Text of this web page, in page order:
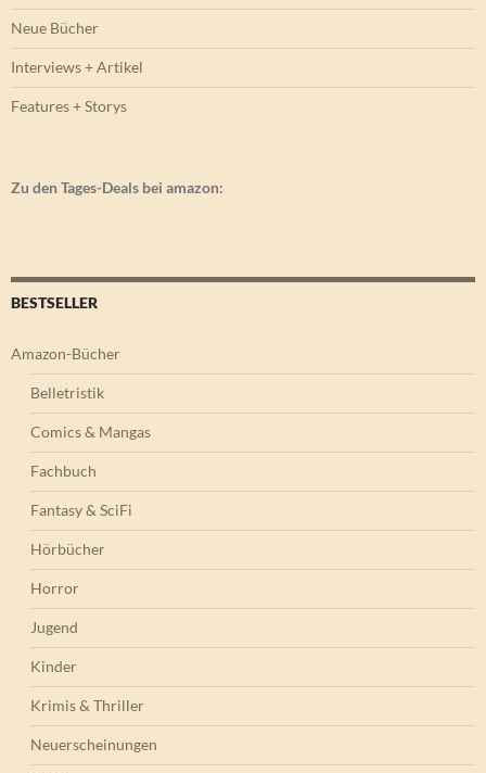
Neue Bücher
Interviews + Artikel
Features + Storys
Zu den Tages-Deals bei amazon:
BESTSELLER
Amazon-Bücher
Belletristik
Comics & Mangas
Fachbuch
Fantasy & SciFi
Hörbücher
Horror
Jugend
Kinder
Krimis & Thriller
Neuerscheinungen